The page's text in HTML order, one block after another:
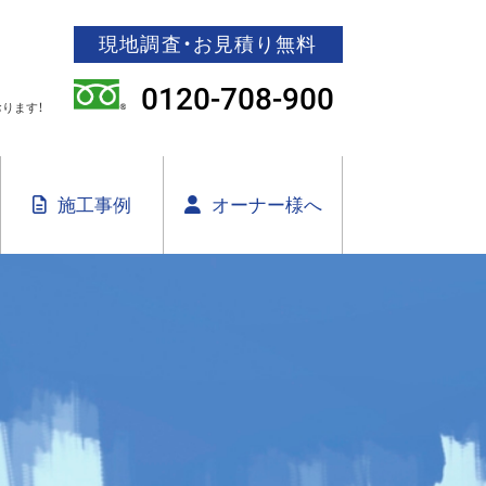
ます！
現地調査・お見積り無料
0120-708-900
施工事例 オーナー様へ